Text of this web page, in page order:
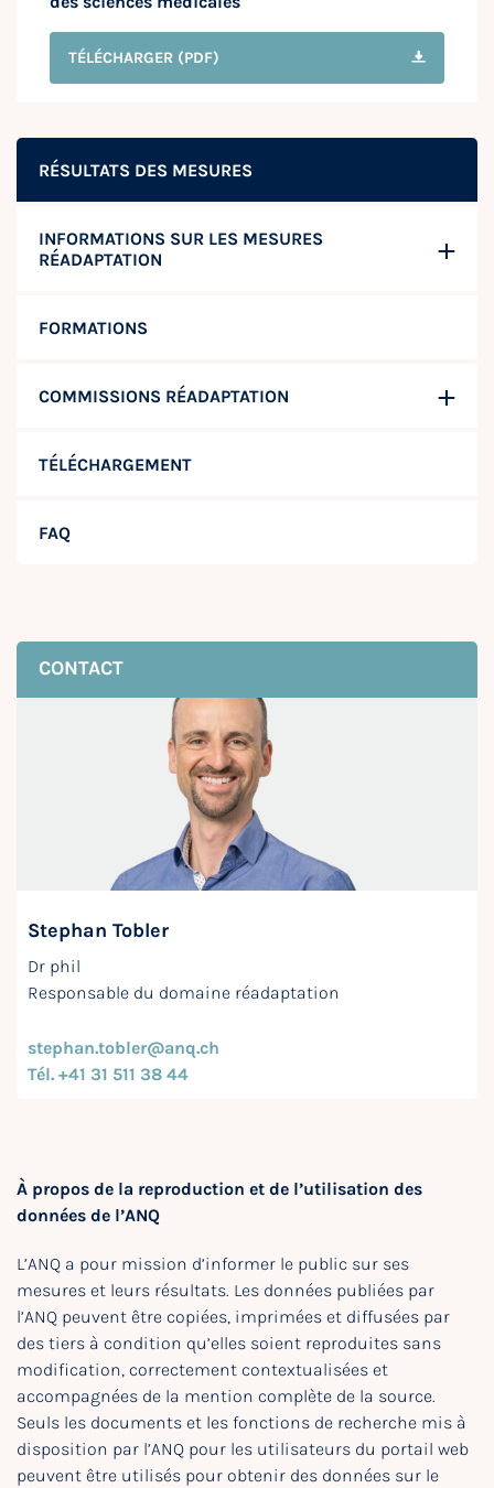
RÉSULTATS DES MESURES
INFORMATIONS SUR LES MESURES
RÉADAPTATION
FORMATIONS
COMMISSIONS RÉADAPTATION
TÉLÉCHARGEMENT
FAQ
CONTACT
Stephan Tobler
Dr phil
Responsable du domaine réadaptation
stephan.tobler@anq.ch
Tél. +41 31 511 38 44
À propos de la reproduction et de l’utilisation des
données de l’ANQ
L’ANQ a pour mission d’informer le public sur ses
mesures et leurs résultats. Les données publiées par
l’ANQ peuvent être copiées, imprimées et diffusées par
des tiers à condition qu’elles soient reproduites sans
modification, correctement contextualisées et
accompagnées de la mention complète de la source.
Seuls les documents et les fonctions de recherche mis à
disposition par l’ANQ pour les utilisateurs du portail web
peuvent être utilisés pour obtenir des données sur le
TÉLÉCHARGER (PDF)